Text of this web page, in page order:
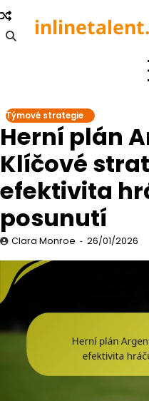
Skip
to
content
Týmové strategie
Herní plán
Klíčové
efektivita
posunutí
Clara Monroe 26/01/2026